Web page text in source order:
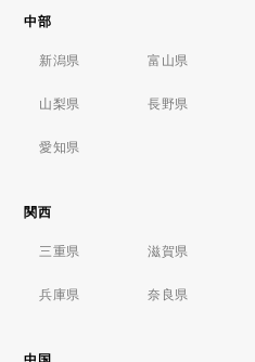
中部
新潟県 富山県
山梨県 長野県
愛知県
関西
三重県 滋賀県
兵庫県 奈良県